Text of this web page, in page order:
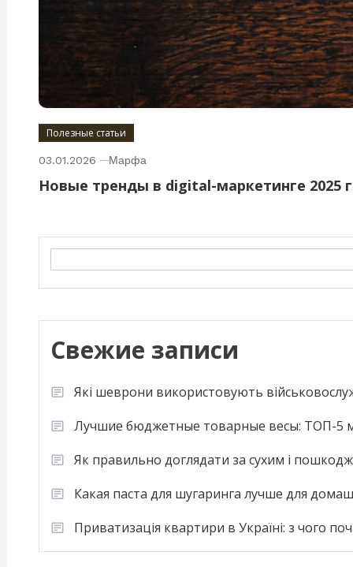
Полезные статьи
03.01.2026 Марфа
Новые тренды в digital-маркетинге 2025
Свежие записи
Які шеврони використовують
Лучшие бюджетные товарные весы: ТОП-5
Як правильно доглядати за сухим і
Какая паста для шугаринга лучше для
Приватизація квартири в Україні: з чого